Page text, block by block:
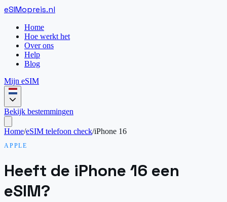
eSIMopreis.nl
Home
Hoe werkt het
Over ons
Help
Blog
Mijn eSIM
Bekijk bestemmingen
Home/eSIM telefoon check/iPhone 16
APPLE
Heeft de iPhone 16 een
eSIM?